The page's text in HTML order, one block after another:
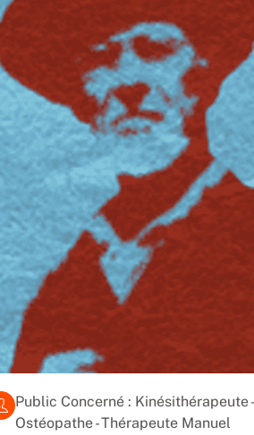
Public Concerné : Kinésithérapeute -
Ostéopathe - Thérapeute Manuel